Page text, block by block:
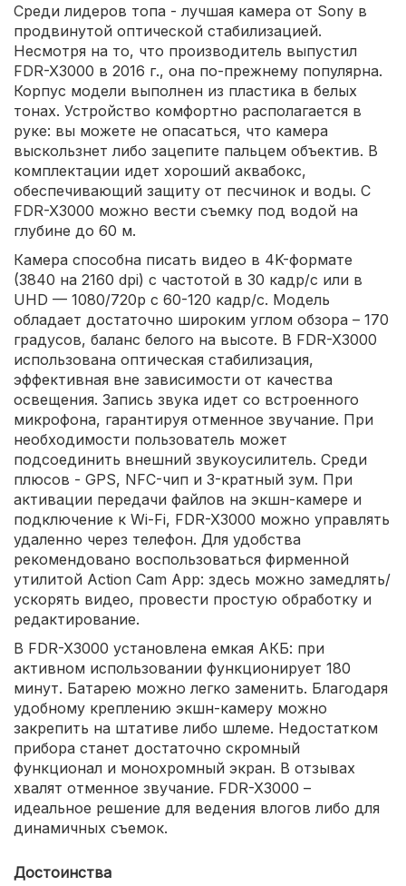
Среди лидеров топа - лучшая камера от Sony в
продвинутой оптической стабилизацией.
Несмотря на то, что производитель выпустил
FDR-X3000 в 2016 г., она по-прежнему популярна.
Корпус модели выполнен из пластика в белых
тонах. Устройство комфортно располагается в
руке: вы можете не опасаться, что камера
выскользнет либо зацепите пальцем объектив. В
комплектации идет хороший аквабокс,
обеспечивающий защиту от песчинок и воды. С
FDR-X3000 можно вести съемку под водой на
глубине до 60 м.
Камера способна писать видео в 4K-формате
(3840 на 2160 dpi) с частотой в 30 кадр/с или в
UHD — 1080/720р с 60-120 кадр/с. Модель
обладает достаточно широким углом обзора – 170
градусов, баланс белого на высоте. В FDR-X3000
использована оптическая стабилизация,
эффективная вне зависимости от качества
освещения. Запись звука идет со встроенного
микрофона, гарантируя отменное звучание. При
необходимости пользователь может
подсоединить внешний звукоусилитель. Среди
плюсов - GPS, NFC-чип и 3-кратный зум. При
активации передачи файлов на экшн-камере и
подключение к Wi-Fi, FDR-X3000 можно управлять
удаленно через телефон. Для удобства
рекомендовано воспользоваться фирменной
утилитой Action Cam App: здесь можно замедлять/
ускорять видео, провести простую обработку и
редактирование.
В FDR-X3000 установлена емкая АКБ: при
активном использовании функционирует 180
минут. Батарею можно легко заменить. Благодаря
удобному креплению экшн-камеру можно
закрепить на штативе либо шлеме. Недостатком
прибора станет достаточно скромный
функционал и монохромный экран. В отзывах
хвалят отменное звучание. FDR-X3000 –
идеальное решение для ведения влогов либо для
динамичных съемок.
Достоинства